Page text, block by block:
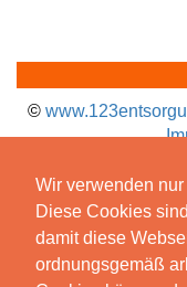
Wir verwenden
Diese Cookies
damit diese
ordnungsgemäß
©